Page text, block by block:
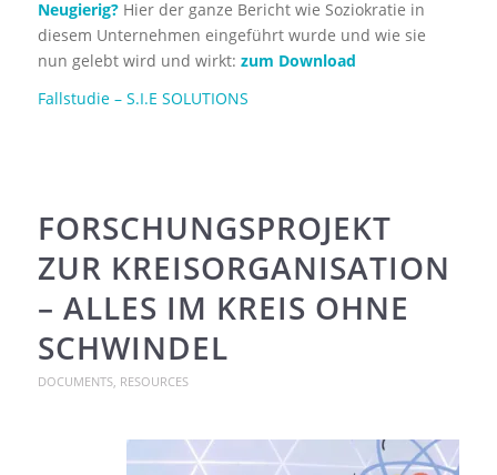
Neugierig?Hier der ganze Bericht wie Soziokratie in
diesem Unternehmen eingeführt wurde und wie sie
nun gelebt wird und wirkt: zum Download
Fallstudie – S.I.E SOLUTIONS
FORSCHUNGSPROJEKT
ZUR KREISORGANISATION
– ALLES IM KREIS OHNE
SCHWINDEL
DOCUMENTS, RESOURCES